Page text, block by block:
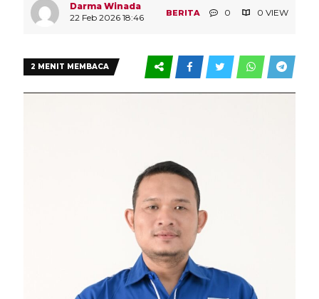
Darma Winada
22 Feb 2026 18:46
BERITA 0 0 VIEW
2 MENIT MEMBACA